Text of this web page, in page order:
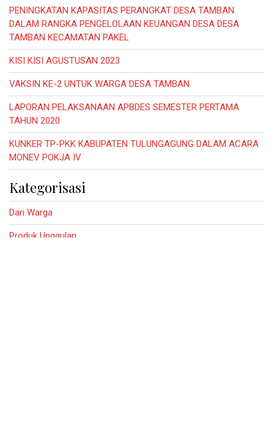
PENINGKATAN KAPASITAS PERANGKAT DESA TAMBAN
DALAM RANGKA PENGELOLAAN KEUANGAN DESA DESA
TAMBAN KECAMATAN PAKEL
KISI KISI AGUSTUSAN 2023
VAKSIN KE-2 UNTUK WARGA DESA TAMBAN
LAPORAN PELAKSANAAN APBDES SEMESTER PERTAMA
TAHUN 2020
KUNKER TP-PKK KABUPATEN TULUNGAGUNG DALAM ACARA
MONEV POKJA IV
Kategorisasi
Dari Warga
Produk Unggulan